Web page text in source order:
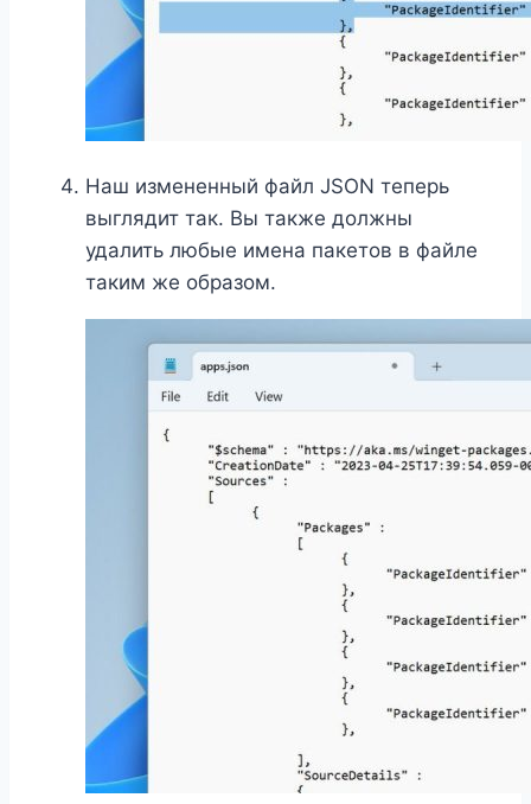
Наш измененный файл JSON теперь
выглядит так. Вы также должны
удалить любые имена пакетов в файле
таким же образом.